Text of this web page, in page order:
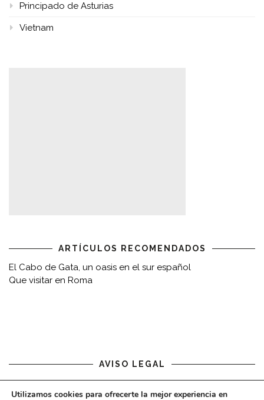
Principado de Asturias
Vietnam
ARTÍCULOS RECOMENDADOS
El Cabo de Gata, un oasis en el sur español
Que visitar en Roma
AVISO LEGAL
Aviso legal
Utilizamos cookies para ofrecerte la mejor experiencia en